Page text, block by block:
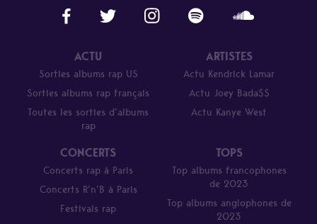
ACTU
Sorties albums rap US
Sorties albums rap français
Toutes les sorties d’albums
rap
ARTISTES
Actu Kendrick Lamar
Actu Joey Bada$$
Actu Kanye West
CONCERTS
Concerts rap à Paris
Concerts R’n’B à Paris
Festivals rap
TOPS
Top albums francophones
de 2023
Top albums anglophones de
2023